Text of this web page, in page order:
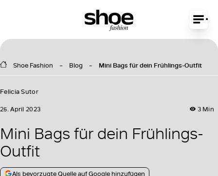
Shoe Fashion Blog Mini Bags für dein Frühlings-Outfit
Felicia Sutor
3 Min
25. April 2023
Mini Bags für dein Frühlings-
Outfit
Als bevorzugte Quelle auf Google hinzufügen